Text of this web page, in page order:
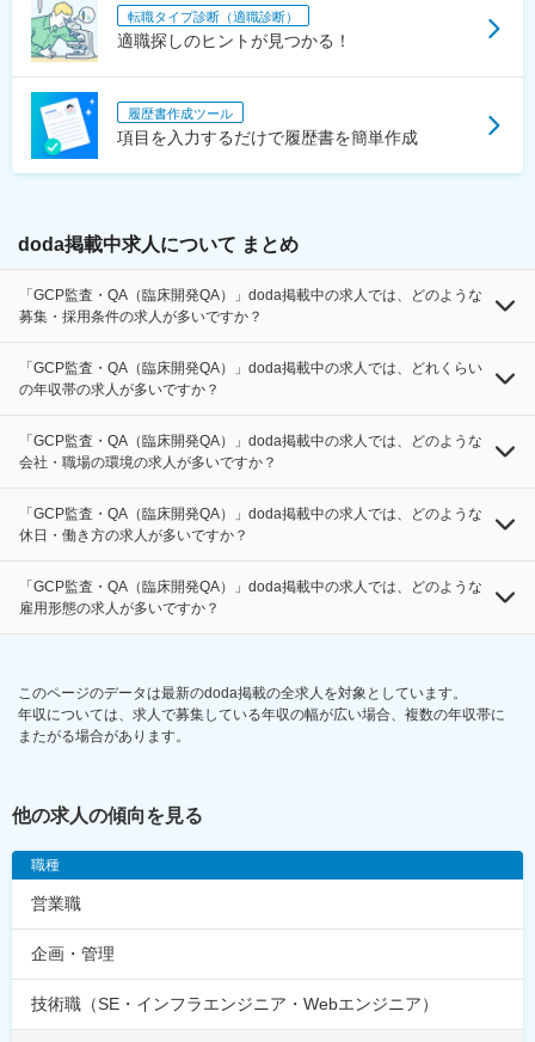
転職タイプ診断（適職診断）
適職探しのヒントが見つかる！
履歴書作成ツール
項目を入力するだけで履歴書を簡単作成
doda掲載中求人について まとめ
「GCP監査・QA（臨床開発QA）」doda掲載中の求人では、どのような
募集・採用条件の求人が多いですか？
「GCP監査・QA（臨床開発QA）」doda掲載中の求人では、どれくらい
の年収帯の求人が多いですか？
「GCP監査・QA（臨床開発QA）」doda掲載中の求人では、どのような
会社・職場の環境の求人が多いですか？
「GCP監査・QA（臨床開発QA）」doda掲載中の求人では、どのような
休日・働き方の求人が多いですか？
「GCP監査・QA（臨床開発QA）」doda掲載中の求人では、どのような
雇用形態の求人が多いですか？
このページのデータは最新のdoda掲載の全求人を対象としています。
年収については、求人で募集している年収の幅が広い場合、複数の年収帯に
またがる場合があります。
他の求人の傾向を見る
職種
営業職
企画・管理
技術職（SE・インフラエンジニア・Webエンジニア）